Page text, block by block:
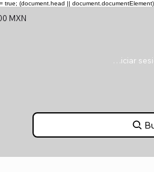
(document.head ||
MXN
Iniciar